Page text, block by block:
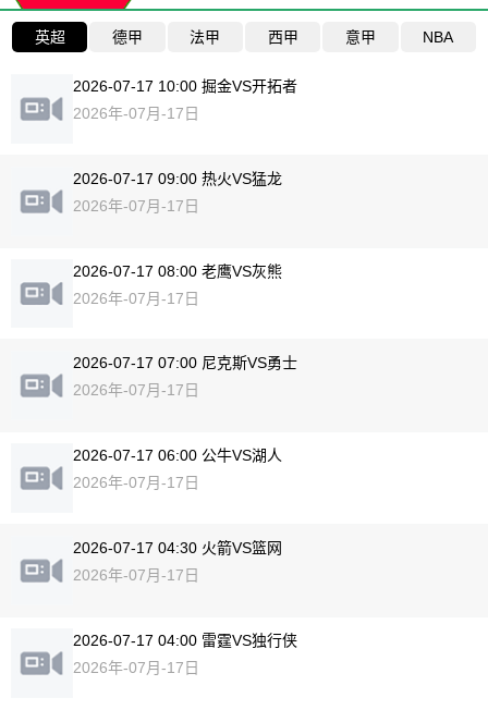
英超 德甲 法甲 西甲 意甲 NBA
2026-07-17 10:00 掘金VS开拓者
2026年-07月-17日
2026-07-17 09:00 热火VS猛龙
2026年-07月-17日
2026-07-17 08:00 老鹰VS灰熊
2026年-07月-17日
2026-07-17 07:00 尼克斯VS勇士
2026年-07月-17日
2026-07-17 06:00 公牛VS湖人
2026年-07月-17日
2026-07-17 04:30 火箭VS篮网
2026年-07月-17日
2026-07-17 04:00 雷霆VS独行侠
2026年-07月-17日